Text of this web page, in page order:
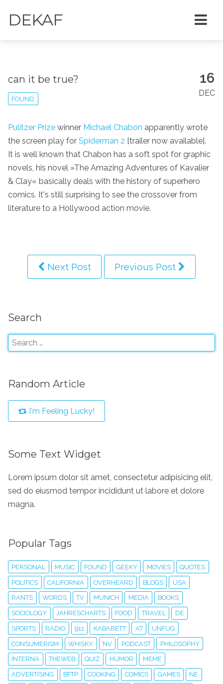
DEKAF
16
DEC
can it be true?
FOUND
Pulitzer Prize winner Michael Chabon apparently wrote
the screen play for Spiderman 2 [trailer now available].
It is well known that Chabon has a soft spot for graphic
novels, his novel »The Amazing Adventures of Kavalier
& Clay« basically deals with the history of superhero
comics. It's still surprising to see the crossover from
literature to a Hollywood action movie.
Next Post Previous Post
Search
Random Article
I'm Feeling Lucky!
Some Text Widget
Lorem ipsum dolor sit amet, consectetur adipisicing elit,
sed do eiusmod tempor incididunt ut labore et dolore
magna.
Popular Tags
PERSONAL MUSIC FOUND GEEKY MOVIES QUOTES
POLITICS CALIFORNIA OVERHEARD BLOGS USA
RANTS WORDS TV MUNICH MEDIA BOOKS
SOCIOLOGY JAHRESCHARTS FOOD TRAVEL DE
SPORTS RADIO 911 KABARETT AT UNFUG
CONSUMERISM WHISKY NV PODCAST PHILOSOPHY
INTERNA THEWEB QUIZ HUMOR MEME
ADVERTISING BFTP COOKING COMICS GAMES NE